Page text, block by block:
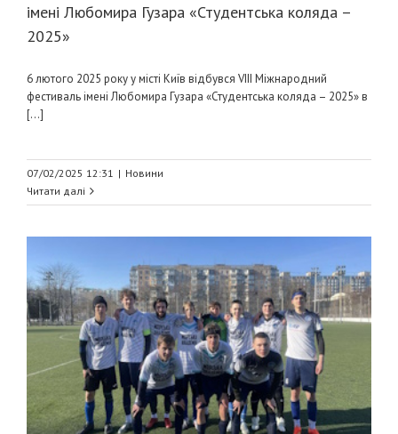
імені Любомира Гузара «Студентська коляда –
2025»
6 лютого 2025 року у місті Київ відбувся VIII Міжнародний
фестиваль імені Любомира Гузара «Студентська коляда – 2025» в
[...]
07/02/2025 12:31 | Новини
Читати далі